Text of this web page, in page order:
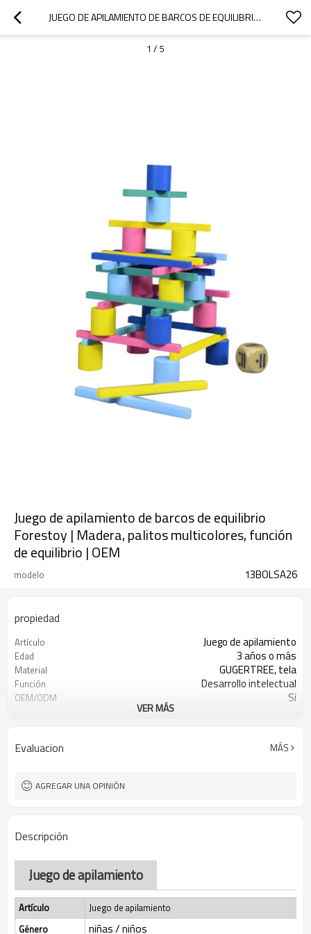
JUEGO DE APILAMIENTO DE BARCOS DE EQUILIBRIO FORESTOY | MADERA, PALITOS MULTICOLORES, FUNCIÓN DE EQUILIBRIO | OEM
1 / 5
Juego de apilamiento de barcos de equilibrio
Forestoy | Madera, palitos multicolores, función
de equilibrio | OEM
modelo 13BOLSA26
propiedad
Artículo Juego de apilamiento
Edad 3 años o más
Material GUGERTREE, tela
Función Desarrollo intelectual
OEM/ODM Sí
Ningbó, Shanghái
VER MÁS
Evaluacion MÁS
AGREGAR UNA OPINIÓN
Descripción
Juego de apilamiento
Artículo
Juego de apilamiento
Género
niñas / niños